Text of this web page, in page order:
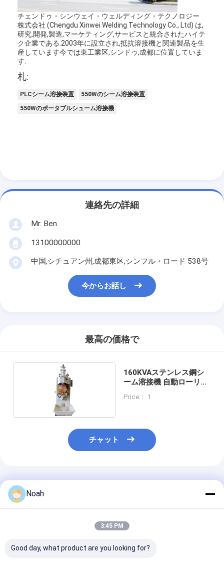
今からお話し
baidu
静止したスポット溶接機
単一の側面のスポット溶接機械
拡散の溶接機
レーザーの溶接工機械
スポット溶接の銅の電極
産業用スプリングバランサー
カーデントプラー
コンデンサーの排出のスポット溶接機械
チェンドゥ・シンウェイ・ウェルディング・テクノロジー
株式会社 (Chengdu Xinwei Welding Technology Co., Ltd) は,
研究,開発,製造,マーケティング,サービスと統合されたハイテ
ク企業である.2003年に設立され,抵抗溶接機と関連製品を生
産しています今では東工業区,シンドゥ,成都に位置していま
す.
札:
PLCシーム溶接装置
550Wのシーム溶接装置
550Wのポータブルシューム溶接機
連絡先の詳細
Mr. Ben
13100000000
中国,シチュアン州,成都東区,シンフル・ロード 538号
今からお話し
最高の価格で
160KVAステンレス鋼シ
ーム溶接機 自動ローリン
Price： 1
チャット
推薦されたプロダクト
Noah
3:45 PM
Good day, what product are you looking for?